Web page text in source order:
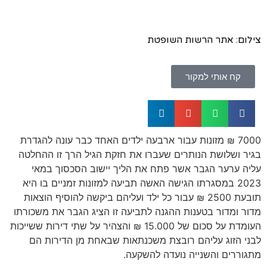
צילום: אתר הרשות השופטת
קח אותי למקור
7000 ₪ מזונות עבור ארבעה ילדים האחד כבר עונה להגדרת
בגיר ושלושת הנותרים שעברו את חזקת הגיל הרך זו ההחלטה
עליה ערער הגבר אשר פתח את הליך יישוב הסכסוך במאי
2023 במסגרתו הגישה האשה תביעה למזונות זמניים בו היא
תובעת 2500 ₪ עבור כל ילד ועליהם ביקשה להוסיף הוצאות
מדור ומדור בטענות ההגנה לתביעה זו הציג הגבר את משכורתו
העומדת על סכום של 15.000 ₪ והצהיר על שתי דירות ששייכות
לבני הזוג עליהם רובצת משכנתאות שבאחת מן הדירות הם
מתגוררים והשנייה נועדה להשקעה.